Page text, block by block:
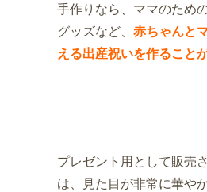
手作りなら、ママのため
グッズなど、 赤ちゃんと
える出産祝いを作ること
プレゼント用として販売
は、見た目が非常に華や